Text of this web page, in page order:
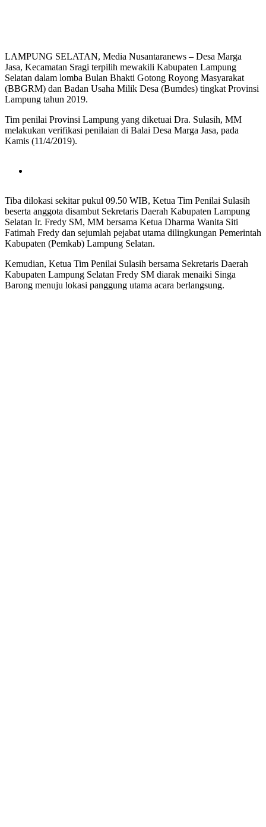
LAMPUNG SELATAN, Media Nusantaranews – Desa Marga
Jasa, Kecamatan Sragi terpilih mewakili Kabupaten Lampung
Selatan dalam lomba Bulan Bhakti Gotong Royong Masyarakat
(BBGRM) dan Badan Usaha Milik Desa (Bumdes) tingkat Provinsi
Lampung tahun 2019.
Tim penilai Provinsi Lampung yang diketuai Dra. Sulasih, MM
melakukan verifikasi penilaian di Balai Desa Marga Jasa, pada
Kamis (11/4/2019).
Tiba dilokasi sekitar pukul 09.50 WIB, Ketua Tim Penilai Sulasih
beserta anggota disambut Sekretaris Daerah Kabupaten Lampung
Selatan Ir. Fredy SM, MM bersama Ketua Dharma Wanita Siti
Fatimah Fredy dan sejumlah pejabat utama dilingkungan Pemerintah
Kabupaten (Pemkab) Lampung Selatan.
Kemudian, Ketua Tim Penilai Sulasih bersama Sekretaris Daerah
Kabupaten Lampung Selatan Fredy SM diarak menaiki Singa
Barong menuju lokasi panggung utama acara berlangsung.